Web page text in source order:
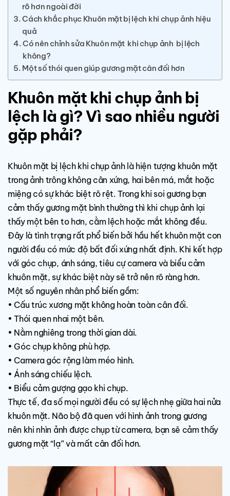
rõ hơn ngoài đời
Cách khắc phục Khuôn mặt bị lệch khi chụp ảnh hiệu
quả
Có nên chỉnh sửa Khuôn mặt khi chụp ảnh bị lệch
không?
Một số thói quen giúp gương mặt cân đối hơn
Khuôn mặt khi chụp ảnh bị
lệch là gì? Vì sao nhiều người
gặp phải?
Khuôn mặt bị lệch khi chụp ảnh là hiện tượng khuôn mặt
trong ảnh trông không cân xứng, hai bên má, mắt hoặc
miệng có sự khác biệt rõ rệt. Trong khi soi gương bạn
cảm thấy gương mặt bình thường thì khi chụp ảnh lại
thấy một bên to hơn, cằm lệch hoặc mắt không đều.
Đây là tình trạng rất phổ biến bởi hầu hết khuôn mặt con
người đều có mức độ bất đối xứng nhất định. Khi kết hợp
với góc chụp, ánh sáng, tiêu cự camera và biểu cảm
khuôn mặt, sự khác biệt này sẽ trở nên rõ ràng hơn.
Một số nguyên nhân phổ biến gồm:
• Cấu trúc xương mặt không hoàn toàn cân đối.
• Thói quen nhai một bên.
• Nằm nghiêng trong thời gian dài.
• Góc chụp không phù hợp.
• Camera góc rộng làm méo hình.
• Ánh sáng chiếu lệch.
• Biểu cảm gượng gạo khi chụp.
Thực tế, đa số mọi người đều có sự lệch nhẹ giữa hai nửa
khuôn mặt. Não bộ đã quen với hình ảnh trong gương
nên khi nhìn ảnh được chụp từ camera, bạn sẽ cảm thấy
gương mặt “lạ” và mất cân đối hơn.